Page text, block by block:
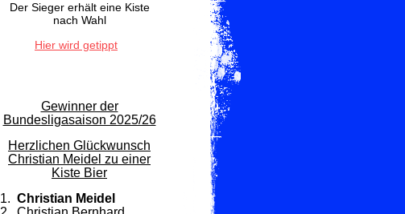
Der Sieger erhält eine Kiste
nach Wahl
Hier wird getippt
Gewinner der
Bundesligasaison 2025/26
Herzlichen Glückwunsch
Christian Meidel zu einer
Kiste Bier
1. Christian Meidel